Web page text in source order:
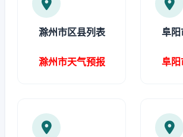
滁州市区县列表
滁州市天气预报
阜阳
阜阳